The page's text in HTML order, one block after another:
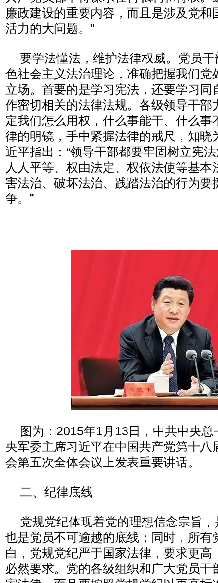
廉政建设的重要内容，而且是涉及党和
活力的大问题。”
要学法懂法，维护法律权威。党员
色社会主义法治理论，准确把握我们党
立场。首要的是学习宪法，还要学习同
作密切相关的法律法规。各级领导干部
定我们怎么用权，什么事能干、什么事
律的明镜，手中紧握法律的戒尺，知晓
近平指出：“领导干部都要牢固树立宪
人人平等、权由法定、权依法使等基本
害法治、破坏法治、践踏法治的行为要
争。”
图为：2015年1月13日，中共中央
央军委主席习近平在中国共产党第十八
会第五次全体会议上发表重要讲话。
二、纪律底线
党规党纪体现着党的理想信念宗旨
也是党员不可逾越的底线；同时，所有
白，党规党纪严于国家法律，要求更高
必然要求。党的各级组织和广大党员干